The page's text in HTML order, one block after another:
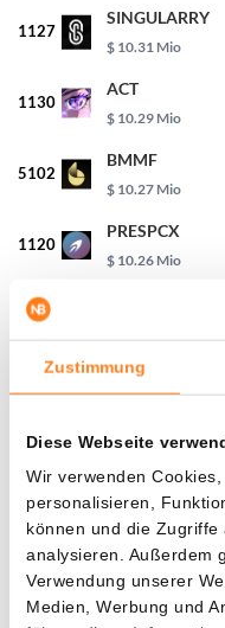
Zustimmung
Diese Webseite
Wir verwenden
personalisieren,
können und die Zugriffe
analysieren. Außerdem
Verwendung unserer
Medien, Werbung und
1127
SINGULARRY
$ 10.31 Mio
1130
ACT
$ 10.29 Mio
5102
BMMF
$ 10.27 Mio
1120
PRESPCX
$ 10.26 Mio
1132
ZRC
DGLD
$ 10.19 Mio
1134
MNDE
$ 10.17 Mio
1135
KLED
$ 10.15 Mio